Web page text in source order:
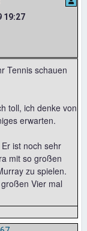
19:27
Tennis schauen
toll, ich denke von
erwarten.
ist noch sehr
mit so großen
zu spielen.
Vier mal